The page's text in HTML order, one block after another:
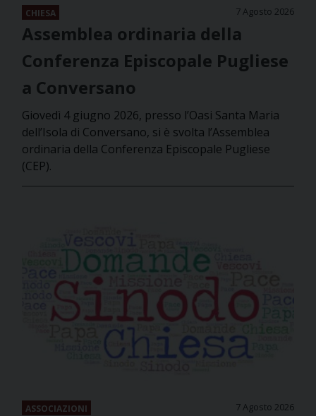
CHIESA 7 Agosto 2026
Assemblea ordinaria della
Conferenza Episcopale Pugliese
a Conversano
Giovedì 4 giugno 2026, presso l’Oasi Santa Maria
dell’Isola di Conversano, si è svolta l’Assemblea
ordinaria della Conferenza Episcopale Pugliese
(CEP).
ASSOCIAZIONI 7 Agosto 2026